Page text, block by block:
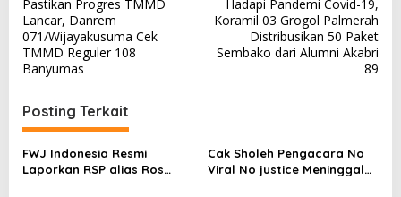
a
v
i
a
s
i
Pastikan Progres TMMD
Lancar, Danrem
071/Wijayakusuma Cek
TMMD Reguler 108
Banyumas
Hadapi Pandemi Covid-19,
Koramil 03 Grogol Palmerah
Distribusikan 50 Paket
Sembako dari Alumni Akabri
89
Posting Terkait
FWJ Indonesia Resmi
Laporkan RSP alias Ros
Cak Sholeh Pengacara No
Viral No justice Meninggal